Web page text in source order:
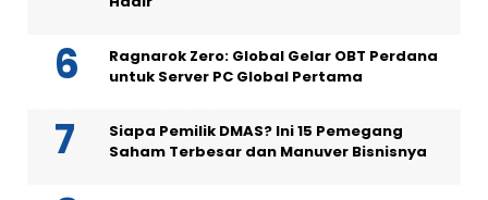
Ragnarok Zero: Global Gelar OBT Perdana
untuk Server PC Global Pertama
Siapa Pemilik DMAS? Ini 15 Pemegang
Saham Terbesar dan Manuver Bisnisnya